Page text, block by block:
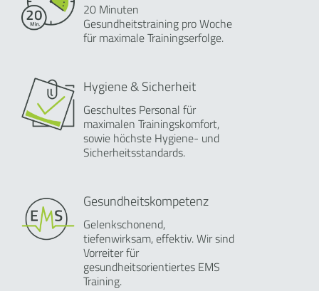
20 Minuten
Gesundheitstraining pro Woche
für maximale Trainingserfolge.
Hygiene & Sicherheit
Geschultes Personal für
maximalen Trainingskomfort,
sowie höchste Hygiene- und
Sicherheitsstandards.
Gesundheitskompetenz
Gelenkschonend,
tiefenwirksam, effektiv. Wir sind
Vorreiter für
gesundheitsorientiertes EMS
Training.